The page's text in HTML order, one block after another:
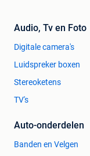
Audio, Tv en Foto
Digitale camera's
Luidspreker boxen
Stereoketens
TV's
Auto-onderdelen
Banden en Velgen